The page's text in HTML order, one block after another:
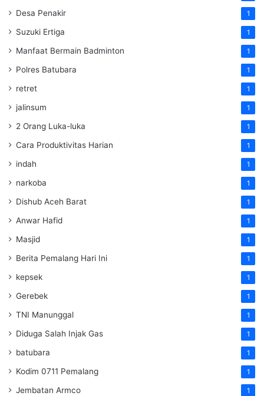
Desa Penakir 1
Suzuki Ertiga 1
Manfaat Bermain Badminton 1
Polres Batubara 1
retret 1
jalinsum 1
2 Orang Luka-luka 1
Cara Produktivitas Harian 1
indah 1
narkoba 1
Dishub Aceh Barat 1
Anwar Hafid 1
Masjid 1
Berita Pemalang Hari Ini 1
kepsek 1
Gerebek 1
TNI Manunggal 1
Diduga Salah Injak Gas 1
batubara 1
Kodim 0711 Pemalang 1
Jembatan Armco 1